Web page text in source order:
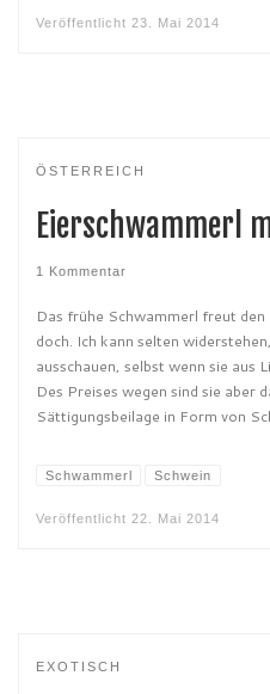
Veröffentlicht 23. Mai 2014
ÖSTERREICH
Eierschwammerl
1 Kommentar
Das frühe Schwammerl freut
doch. Ich kann selten
ausschauen, selbst wenn sie aus
Des Preises wegen sind sie aber
Sättigungsbeilage in Form von
Schwammerl Schwein
Veröffentlicht 22. Mai 2014
EXOTISCH